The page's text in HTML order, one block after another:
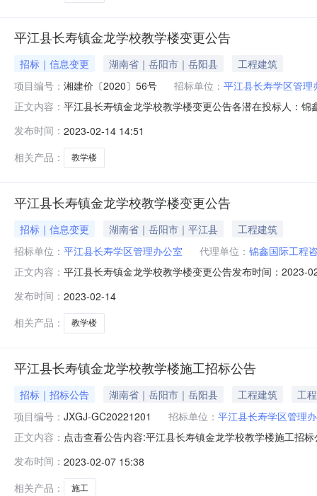
平江县长寿镇金龙学校教学楼变更公告
招标｜信息变更 湖南省｜岳阳市｜岳阳县
工程建筑
项目编号： 湘建价〔2020〕56号 招标单位： 平江县长寿学区管理
正文内容： 平江县长寿镇金龙学校教学楼变更公告各潜在投标人：
确缺陷责任期，投标函附录文件需要填缺陷责任内容我
体数据,是否都可以用/这个代替；答复
发布时间： 2023-02-14 14:51
相关产品：
教学楼
平江县长寿镇金龙学校教学楼变更公告
招标｜信息变更 湖南省｜岳阳市｜平江县
工程建筑
招标单位： 平江县长寿学区管理办公室 代理单位： 锦鑫国际工程
正文内容： 平江县长寿镇金龙学校教学楼变更公告发布时间：2023-
目于2023年02月07日在湖南省招标投标监管网和岳阳市
有明确缺陷责
发布时间： 2023-02-14
相关产品：
教学楼
平江县长寿镇金龙学校教学楼施工招标公告
招标｜招标公告 湖南省｜岳阳市｜岳阳县 工程建筑
工程
项目编号： JXGJ-GC20221201 招标单位： 平江县长寿学区管理
正文内容： 点击查看公告内容:平江县长寿镇金龙学校教学楼施工招
标人为平江县长寿学区管理办公室。本项目已具备招标
2114.2平方米，详
发布时间： 2023-02-07 15:38
相关产品：
施工